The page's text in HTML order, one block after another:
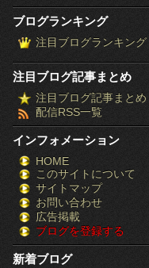
ブログランキング
注目ブログランキング
注目ブログ記事まとめ
注目ブログ記事まとめ
配信RSS一覧
インフォメーション
HOME
このサイトについて
サイトマップ
お問い合わせ
広告掲載
ブログを登録する
新着ブログ